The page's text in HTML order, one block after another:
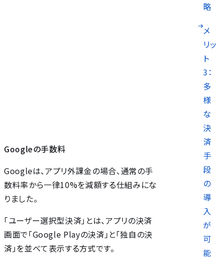
略
メ
リッ
ト
3：
多
様
な
決
済
手
段
の
導
入
が
可
能
Googleの手数料
Googleは、アプリ外課金の場合、通常の手
数料率から一律10%を減額する仕組みにな
りました。
「ユーザー選択型決済」とは、アプリの決済
画面で「Google Playの決済」と「独自の決
済」を並べて表示する方式です。